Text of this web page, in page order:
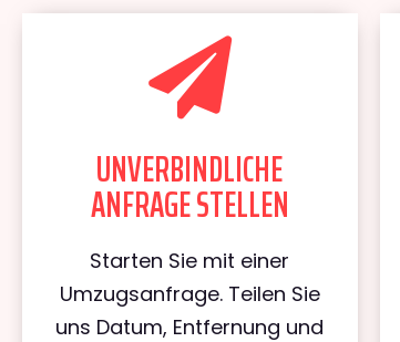
UNVERBINDLICHE
ANFRAGE STELLEN
Starten Sie mit einer
Umzugsanfrage. Teilen Sie
uns Datum, Entfernung und